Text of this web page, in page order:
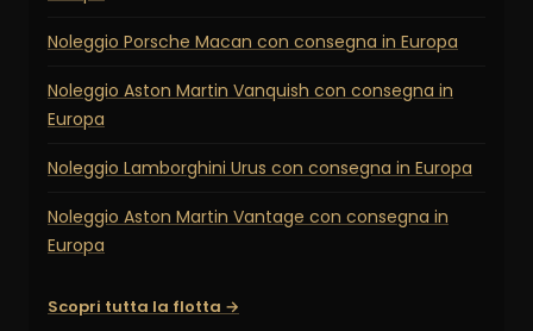
Noleggio Porsche Macan con consegna in Europa
Noleggio Aston Martin Vanquish con consegna in
Europa
Noleggio Lamborghini Urus con consegna in Europa
Noleggio Aston Martin Vantage con consegna in
Europa
Scopri tutta la flotta →